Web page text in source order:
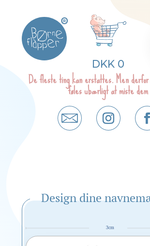
®
DKK 0
De fleste ting kan erstattes. Men
føles ubærligt at miste dem
Design dine
3cm